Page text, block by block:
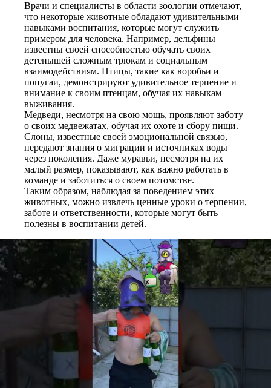
Врачи и специалисты в области зоологии отмечают,
что некоторые животные обладают удивительными
навыками воспитания, которые могут служить
примером для человека. Например, дельфины
известны своей способностью обучать своих
детенышей сложным трюкам и социальным
взаимодействиям. Птицы, такие как воробьи и
попугаи, демонстрируют удивительное терпение и
внимание к своим птенцам, обучая их навыкам
выживания.
Медведи, несмотря на свою мощь, проявляют заботу
о своих медвежатах, обучая их охоте и сбору пищи.
Слоны, известные своей эмоциональной связью,
передают знания о миграции и источниках воды
через поколения. Даже муравьи, несмотря на их
малый размер, показывают, как важно работать в
команде и заботиться о своем потомстве.
Таким образом, наблюдая за поведением этих
животных, можно извлечь ценные уроки о терпении,
заботе и ответственности, которые могут быть
полезны в воспитании детей.